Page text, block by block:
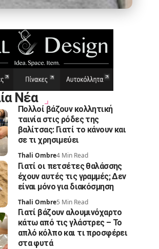
Νέα
Πολλοί βάζουν κολλητική
ταινία στις ρόδες της
βαλίτσας: Γιατί το κάνουν και
σε τι χρησιμεύει
Thali Ombre4 Min Read
Γιατί οι πετσέτες θαλάσσης
έχουν αυτές τις γραμμές; Δεν
είναι μόνο για διακόσμηση
Thali Ombre5 Min Read
Γιατί βάζουν αλουμινόχαρτο
κάτω από τις γλάστρες – Το
απλό κόλπο και τι προσφέρει
στα φυτά